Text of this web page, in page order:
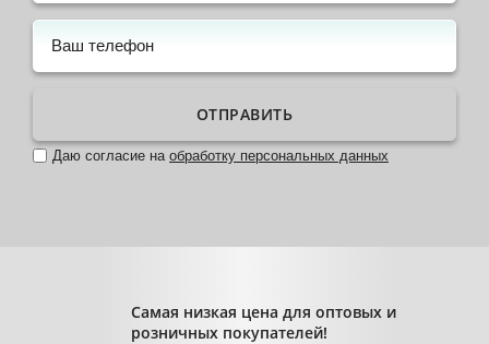
ОТПРАВИТЬ
Даю согласие на обработку персональных данных
Самая низкая цена для оптовых и
розничных покупателей!